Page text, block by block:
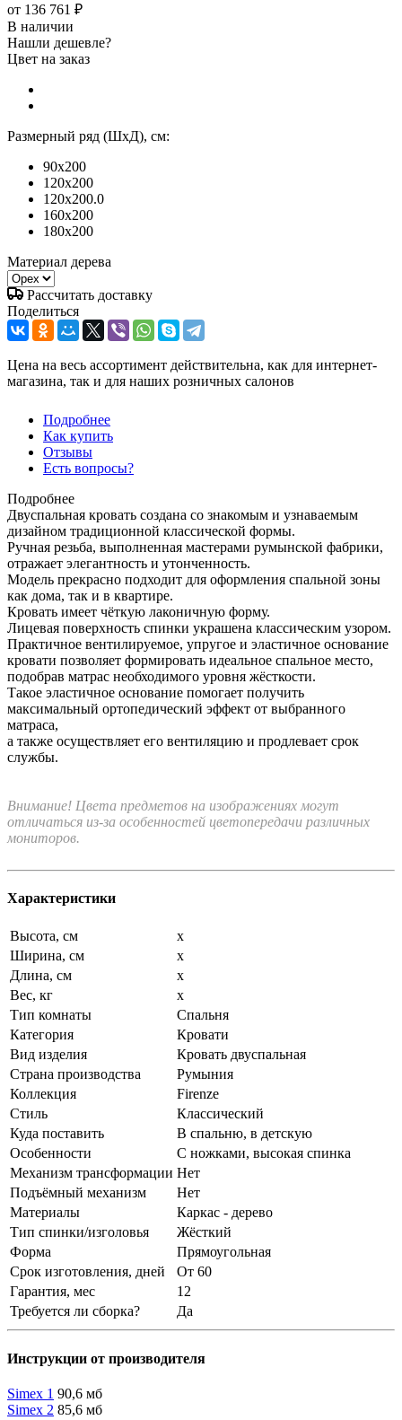
от 136 761 ₽
В наличии
Нашли дешевле?
Цвет на заказ
Размерный ряд (ШхД), см:
90x200
120x200
120x200.0
160x200
180x200
Материал дерева
Рассчитать доставку
Поделиться
Цена на весь ассортимент действительна, как для интернет-
магазина, так и для наших розничных салонов
Подробнее
Как купить
Отзывы
Есть вопросы?
Подробнее
Двуспальная кровать создана со знакомым и узнаваемым
дизайном традиционной классической формы.
Ручная резьба, выполненная мастерами румынской фабрики,
отражает элегантность и утонченность.
Модель прекрасно подходит для оформления спальной зоны
как дома, так и в квартире.
Кровать имеет чёткую лаконичную форму.
Лицевая поверхность спинки украшена классическим узором.
Практичное вентилируемое, упругое и эластичное основание
кровати позволяет формировать идеальное спальное место,
подобрав матрас необходимого уровня жёсткости.
Такое эластичное основание помогает получить
максимальный ортопедический эффект от выбранного
матраса,
а также осуществляет его вентиляцию и продлевает срок
службы.
Внимание! Цвета предметов на изображениях могут
отличаться из-за особенностей цветопередачи различных
мониторов.
Характеристики
Высота, см
x
Ширина, см
x
Длина, см
x
Вес, кг
x
Тип комнаты
Спальня
Категория
Кровати
Вид изделия
Кровать двуспальная
Страна производства
Румыния
Коллекция
Firenze
Стиль
Классический
Куда поставить
В спальню, в детскую
Особенности
С ножками, высокая спинка
Механизм трансформации Нет
Подъёмный механизм
Нет
Материалы
Каркас - дерево
Тип спинки/изголовья
Жёсткий
Форма
Прямоугольная
Срок изготовления, дней
От 60
Гарантия, мес
12
Требуется ли сборка?
Да
Инструкции от производителя
Simex 1 90,6 мб
Simex 2 85,6 мб